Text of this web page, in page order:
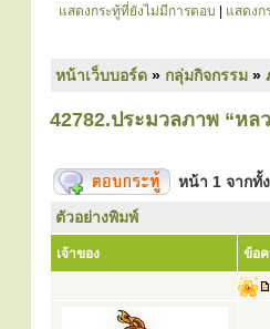
แสดงกระทู้ที่ยังไม่มีการตอบ แสดงก
หน้าเว็บบอร์ด » กลุ่มกิจกรรม »
42782.ประมวลภาพ “หล
หน้า 1 จากทั้
ตัวอย่างพิมพ์
เจ้าของ ข้อ